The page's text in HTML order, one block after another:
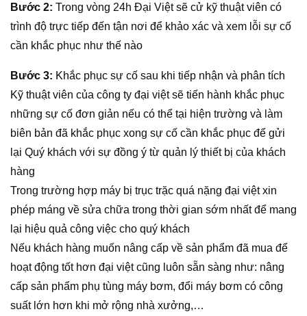
Bước 2: Trong vòng 24h Đại Việt sẽ cử kỹ thuật viên có
trình độ trực tiếp đến tận nơi để khảo xác và xem lỗi sự cố
cần khắc phục như thế nào
Bước 3: Khắc phục sự cố sau khi tiếp nhận và phân tích
Kỹ thuật viên của công ty đại việt sẽ tiến hành khắc phục
những sự cố đơn giản nếu có thể tại hiện trường và làm
biên bản đã khắc phục xong sự cố cần khắc phục để gửi
lại Quý khách với sự đồng ý từ quản lý thiết bị của khách
hàng
Trong trường hợp máy bị trục trặc quá nặng đại việt xin
phép máng về sửa chữa trong thời gian sớm nhất để mang
lại hiệu quả công việc cho quý khách
Nếu khách hàng muốn nâng cấp về sản phẩm đã mua để
hoạt động tốt hơn đại việt cũng luôn sẵn sàng như: nâng
cấp sản phẩm phụ tùng máy bơm, đổi máy bơm có công
suất lớn hơn khi mở rộng nhà xưởng,…